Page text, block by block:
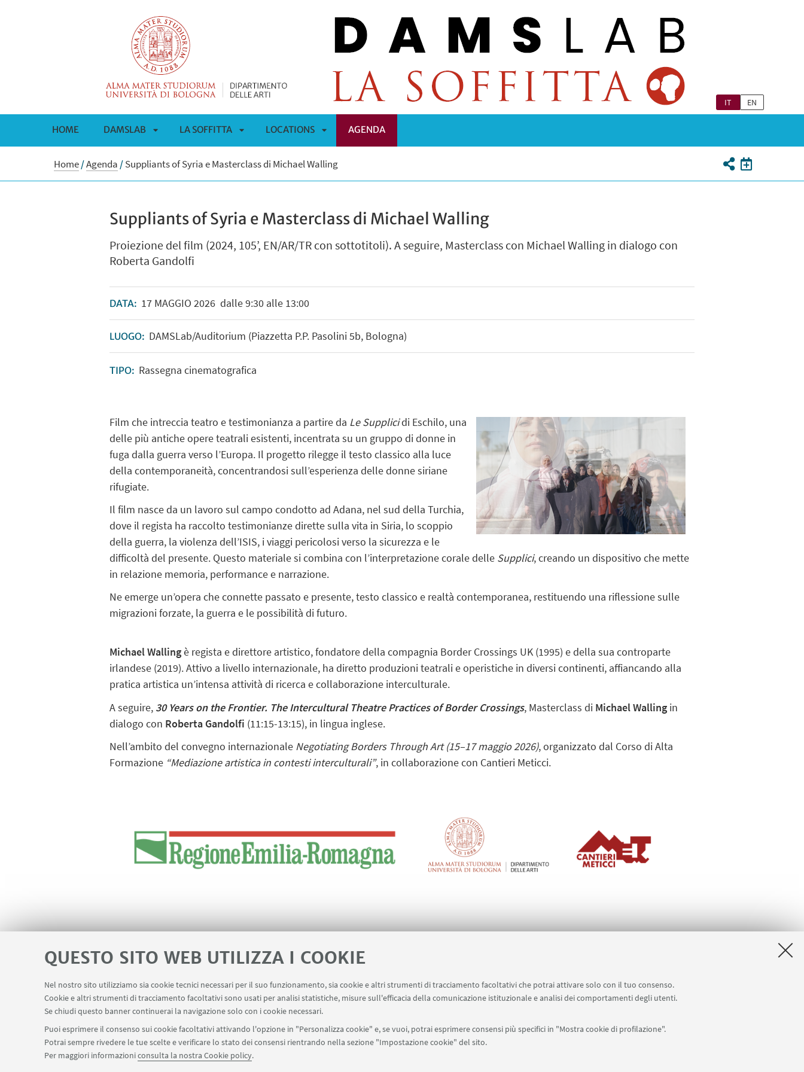
QUESTO SITO WEB UTILIZZA I COOKIE
Nel nostro sito utilizziamo sia cookie tecnici necessari per il suo funzionamento, sia cookie e altri strumenti di tracciamento facoltativi che potrai attivare solo con il tuo consenso.
Cookie e altri strumenti di tracciamento facoltativi sono usati per analisi statistiche, misure sull'efficacia della comunicazione istituzionale e analisi dei comportamenti degli utenti.
Se chiudi questo banner continuerai la navigazione solo con i cookie necessari.
Puoi esprimere il consenso sui cookie facoltativi attivando l'opzione in "Personalizza cookie" e, se vuoi, potrai esprimere consensi più specifici in "Mostra cookie di profilazione".
Potrai sempre rivedere le tue scelte e verificare lo stato dei consensi rientrando nella sezione "Impostazione cookie" del sito.
Per maggiori informazioniconsulta la nostra Cookie policy.
IT EN
HOME DAMSLAB
APRI
LA SOFFITTA
APRI
LOCATIONS
APRI
AGENDA
Home/Agenda /Suppliants of Syria e Masterclass di Michael Walling
Suppliants of Syria e Masterclass di Michael Walling
Proiezione del film (2024, 105’, EN/AR/TR con sottotitoli). A seguire, Masterclass con Michael Walling in dialogo con
Roberta Gandolfi
DATA: 17MAGGIO 2026dalle 9:30 alle 13:00
LUOGO: DAMSLab/Auditorium (Piazzetta P.P. Pasolini 5b, Bologna)
TIPO: Rassegna cinematografica
Film che intreccia teatro e testimonianza a partire da Le Supplicidi Eschilo, una
delle più antiche opere teatrali esistenti, incentrata su un gruppo di donne in
fuga dalla guerra verso l’Europa. Il progetto rilegge il testo classico alla luce
della contemporaneità, concentrandosi sull’esperienza delle donne siriane
rifugiate.
Il film nasce da un lavoro sul campo condotto ad Adana, nel sud della Turchia,
dove il regista ha raccolto testimonianze dirette sulla vita in Siria, lo scoppio
della guerra, la violenza dell’ISIS, i viaggi pericolosi verso la sicurezza e le
difficoltà del presente. Questo materiale si combina con l’interpretazione corale delle Supplici, creando un dispositivo che mette
in relazione memoria, performance e narrazione.
Ne emerge un’opera che connette passato e presente, testo classico e realtà contemporanea, restituendo una riflessione sulle
migrazioni forzate, la guerra e le possibilità di futuro.
Michael Wallingè regista e direttore artistico, fondatore della compagnia Border Crossings UK (1995) e della sua controparte
irlandese (2019). Attivo a livello internazionale, ha diretto produzioni teatrali e operistiche in diversi continenti, affiancando alla
pratica artistica un’intensa attività di ricerca e collaborazione interculturale.
A seguire, 30 Years on the Frontier. The Intercultural Theatre Practices of Border Crossings, Masterclass di Michael Walling in
dialogo con Roberta Gandolfi (11:15-13:15), in lingua inglese.
Nell’ambito del convegno internazionale Negotiating Borders Through Art (15–17 maggio 2026), organizzato dal Corso di Alta
Formazione “Mediazione artistica in contesti interculturali”, in collaborazione con Cantieri Meticci.
Negotiating Borders Through Art